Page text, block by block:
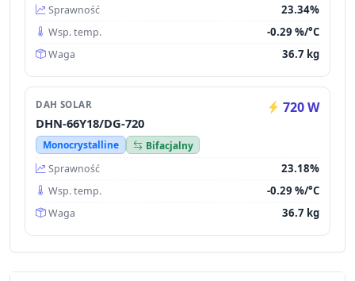
Sprawność
23.34%
Wsp. temp. -0.29 %/°C
Waga 36.7 kg
DAH SOLAR 720 W
DHN-66Y18/DG-720
Monocrystalline
Bifacjalny
Sprawność
23.18%
Wsp. temp. -0.29 %/°C
Waga 36.7 kg